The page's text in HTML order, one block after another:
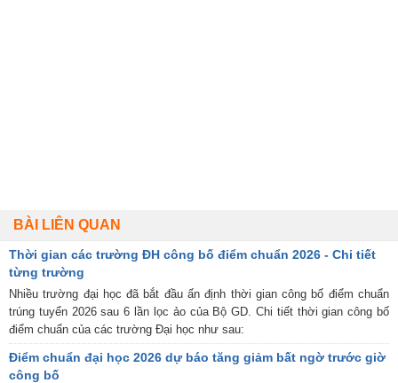
BÀI LIÊN QUAN
Thời gian các trường ĐH công bố điểm chuẩn 2026 - Chi tiết
từng trường
Nhiều trường đại học đã bắt đầu ấn định thời gian công bố điểm chuẩn
trúng tuyển 2026 sau 6 lần lọc ảo của Bộ GD. Chi tiết thời gian công bố
điểm chuẩn của các trường Đại học như sau:
Điểm chuẩn đại học 2026 dự báo tăng giảm bất ngờ trước giờ
công bố